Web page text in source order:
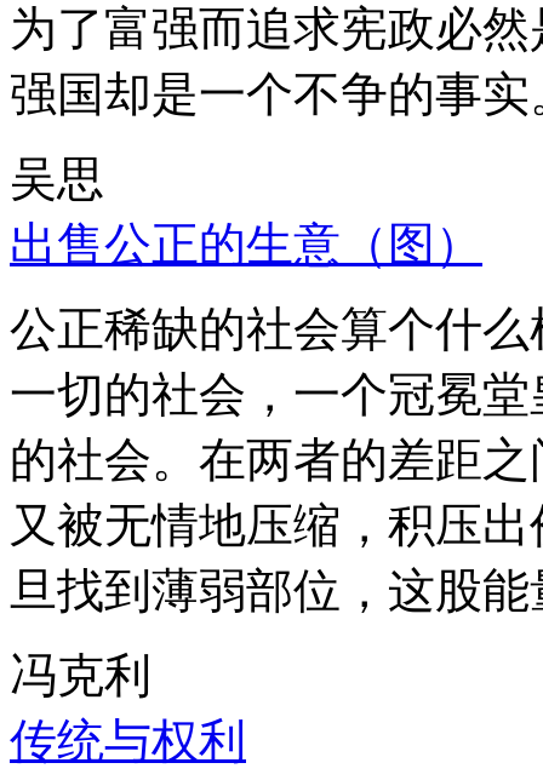
为了富强而追求宪政必
强国却是一个不争的事实
吴思
出售公正的生意（图）
公正稀缺的社会算个什
一切的社会，一个冠冕
的社会。在两者的差距
又被无情地压缩，积压
旦找到薄弱部位，这股
冯克利
传统与权利